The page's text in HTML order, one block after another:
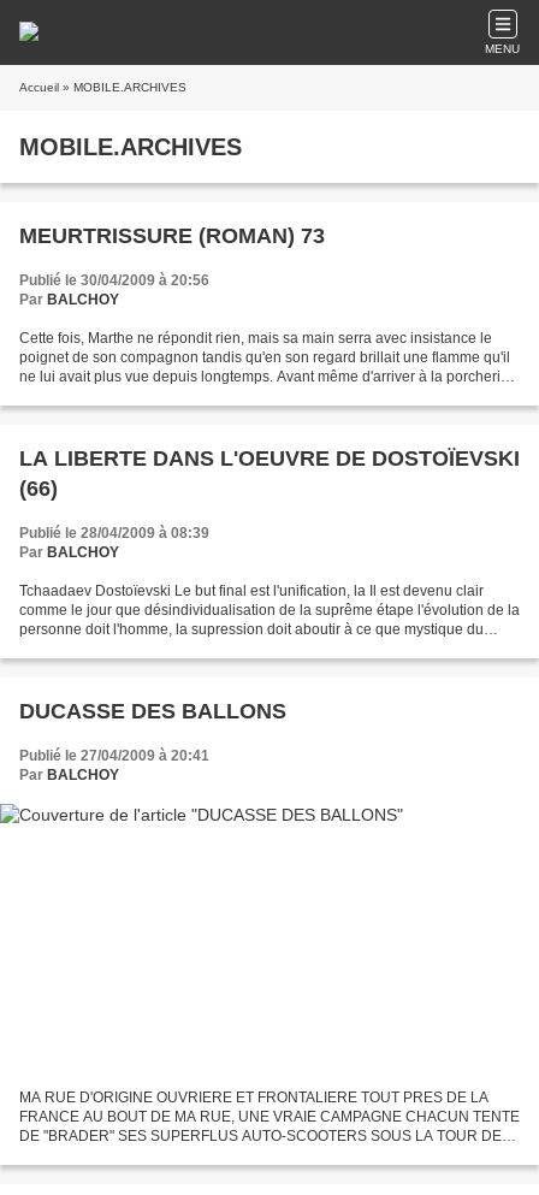
MENU
Accueil » MOBILE.ARCHIVES
MOBILE.ARCHIVES
MEURTRISSURE (ROMAN) 73
Publié le 30/04/2009 à 20:56
Par BALCHOY
Cette fois, Marthe ne répondit rien, mais sa main serra avec insistance le
poignet de son compagnon tandis qu'en son regard brillait une flamme qu'il
ne lui avait plus vue depuis longtemps. Avant même d'arriver à la porcherie,
LA LIBERTE DANS L'OEUVRE DE DOSTOÏEVSKI
(66)
Publié le 28/04/2009 à 08:39
Par BALCHOY
Tchaadaev Dostoïevski Le but final est l'unification, la Il est devenu clair
comme le jour que désindividualisation de la suprême étape l'évolution de la
personne doit l'homme, la supression doit aboutir à ce que mystique du
DUCASSE DES BALLONS
Publié le 27/04/2009 à 20:41
Par BALCHOY
MA RUE D'ORIGINE OUVRIERE ET FRONTALIERE TOUT PRES DE LA
FRANCE AU BOUT DE MA RUE, UNE VRAIE CAMPAGNE CHACUN TENTE
DE "BRADER" SES SUPERFLUS AUTO-SCOOTERS SOUS LA TOUR DE
GEANTE D'HERSEAUX A L'ARRACHE,...